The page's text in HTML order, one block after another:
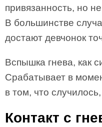
привязанность, но
В большинстве
достают девчонок
Вспышка гнева, как
Срабатывает в
в том, что
Контакт с